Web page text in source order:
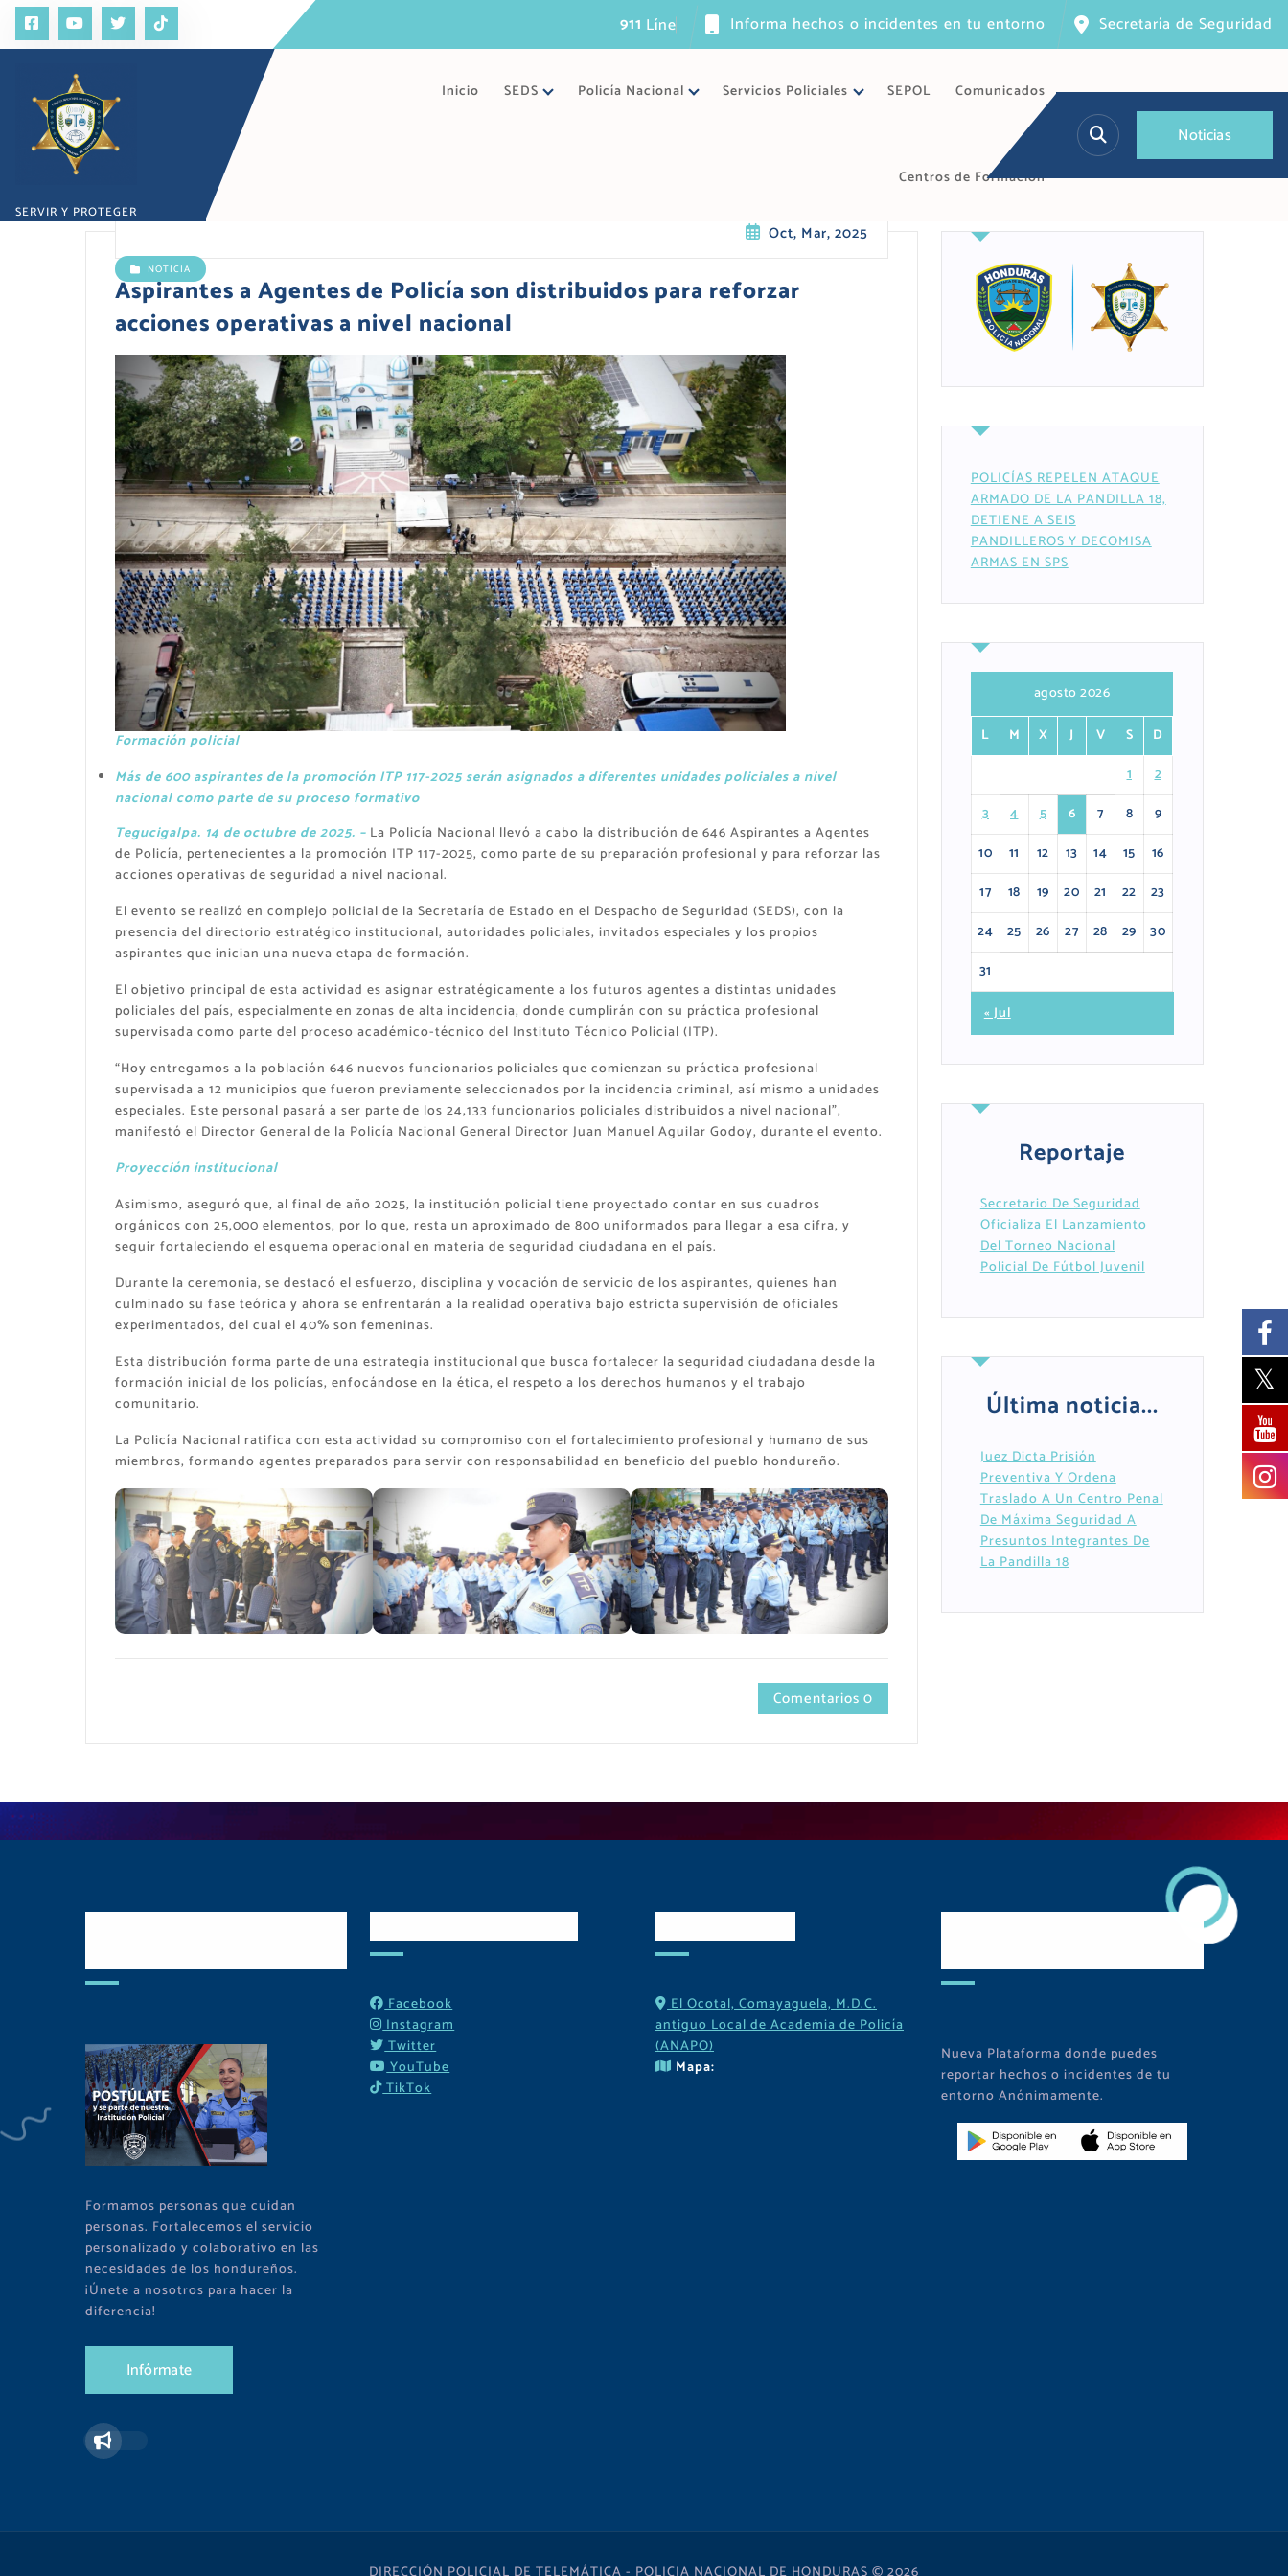
l
n
nea únic Informa hechos o incidentes en tu entorno Secretaría de Seguridad
SERVIR Y PROTEGER
Inicio SEDS Policía Nacional Servicios Policiales SEPOL Comunicados
Centros de Formación
Noticias
Oct, Mar, 2025
NOTICIA
Aspirantes a Agentes de Policía son distribuidos para reforzar
acciones operativas a nivel nacional
Formación policial
Más de 600 aspirantes de la promoción ITP 117-2025 serán asignados a diferentes unidades policiales a nivel
nacional como parte de su proceso formativo
Tegucigalpa. 14 de octubre de 2025. – La Policía Nacional llevó a cabo la distribución de 646 Aspirantes a Agentes
de Policía, pertenecientes a la promoción ITP 117-2025, como parte de su preparación profesional y para reforzar las
acciones operativas de seguridad a nivel nacional.
El evento se realizó en complejo policial de la Secretaría de Estado en el Despacho de Seguridad (SEDS), con la
presencia del directorio estratégico institucional, autoridades policiales, invitados especiales y los propios
aspirantes que inician una nueva etapa de formación.
El objetivo principal de esta actividad es asignar estratégicamente a los futuros agentes a distintas unidades
policiales del país, especialmente en zonas de alta incidencia, donde cumplirán con su práctica profesional
supervisada como parte del proceso académico-técnico del Instituto Técnico Policial (ITP).
“Hoy entregamos a la población 646 nuevos funcionarios policiales que comienzan su práctica profesional
supervisada a 12 municipios que fueron previamente seleccionados por la incidencia criminal, así mismo a unidades
especiales. Este personal pasará a ser parte de los 24,133 funcionarios policiales distribuidos a nivel nacional”,
manifestó el Director General de la Policía Nacional General Director Juan Manuel Aguilar Godoy, durante el evento.
Proyección institucional
Asimismo, aseguró que, al final de año 2025, la institución policial tiene proyectado contar en sus cuadros
orgánicos con 25,000 elementos, por lo que, resta un aproximado de 800 uniformados para llegar a esa cifra, y
seguir fortaleciendo el esquema operacional en materia de seguridad ciudadana en el país.
Durante la ceremonia, se destacó el esfuerzo, disciplina y vocación de servicio de los aspirantes, quienes han
culminado su fase teórica y ahora se enfrentarán a la realidad operativa bajo estricta supervisión de oficiales
experimentados, del cual el 40% son femeninas.
Esta distribución forma parte de una estrategia institucional que busca fortalecer la seguridad ciudadana desde la
formación inicial de los policías, enfocándose en la ética, el respeto a los derechos humanos y el trabajo
comunitario.
La Policía Nacional ratifica con esta actividad su compromiso con el fortalecimiento profesional y humano de sus
miembros, formando agentes preparados para servir con responsabilidad en beneficio del pueblo hondureño.
Comentarios 0
POLICÍAS REPELEN ATAQUE
ARMADO DE LA PANDILLA 18,
DETIENE A SEIS
PANDILLEROS Y DECOMISA
ARMAS EN SPS
agosto 2026
L
M X J V S
D
1
2
3
4 5 6 7 8
9
10
11 12 13 14 15
16
17
18 19 20 21 22
23
24
25 26 27 28 29
30
31
« Jul
Reportaje
Secretario De Seguridad
Oficializa El Lanzamiento
Del Torneo Nacional
Policial De Fútbol Juvenil
Última noticia...
Juez Dicta Prisión
Preventiva Y Ordena
Traslado A Un Centro Penal
De Máxima Seguridad A
Presuntos Integrantes De
La Pandilla 18
Formamos personas que cuidan
personas. Fortalecemos el servicio
personalizado y colaborativo en las
necesidades de los hondureños.
¡Únete a nosotros para hacer la
diferencia!
Infórmate
Facebook
Instagram
Twitter
YouTube
TikTok
El Ocotal, Comayaguela, M.D.C.
antiguo Local de Academia de Policía
(ANAPO)
Mapa:
Nueva Plataforma donde puedes
reportar hechos o incidentes de tu
entorno Anónimamente.